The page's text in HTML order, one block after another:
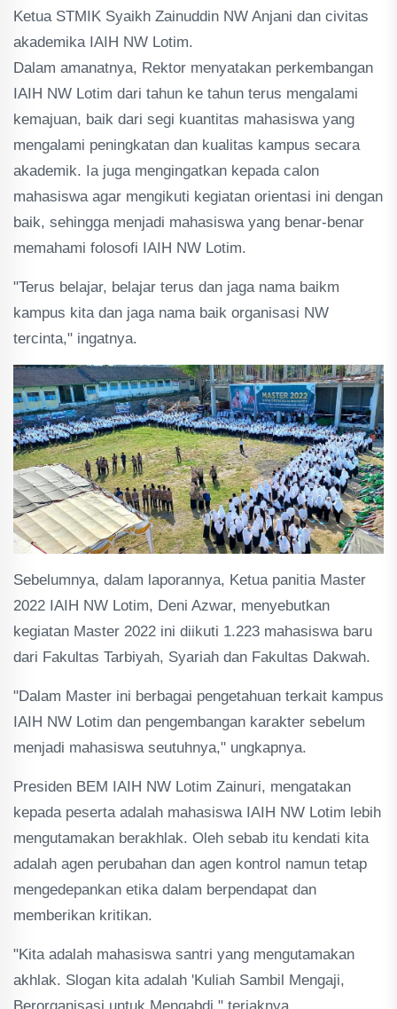
Ketua STMIK Syaikh Zainuddin NW Anjani dan civitas
akademika IAIH NW Lotim.
Dalam amanatnya, Rektor menyatakan perkembangan
IAIH NW Lotim dari tahun ke tahun terus mengalami
kemajuan, baik dari segi kuantitas mahasiswa yang
mengalami peningkatan dan kualitas kampus secara
akademik. Ia juga mengingatkan kepada calon
mahasiswa agar mengikuti kegiatan orientasi ini dengan
baik, sehingga menjadi mahasiswa yang benar-benar
memahami folosofi IAIH NW Lotim.
"Terus belajar, belajar terus dan jaga nama baikm
kampus kita dan jaga nama baik organisasi NW
tercinta," ingatnya.
Sebelumnya, dalam laporannya, Ketua panitia Master
2022 IAIH NW Lotim, Deni Azwar, menyebutkan
kegiatan Master 2022 ini diikuti 1.223 mahasiswa baru
dari Fakultas Tarbiyah, Syariah dan Fakultas Dakwah.
"Dalam Master ini berbagai pengetahuan terkait kampus
IAIH NW Lotim dan pengembangan karakter sebelum
menjadi mahasiswa seutuhnya," ungkapnya.
Presiden BEM IAIH NW Lotim Zainuri, mengatakan
kepada peserta adalah mahasiswa IAIH NW Lotim lebih
mengutamakan berakhlak. Oleh sebab itu kendati kita
adalah agen perubahan dan agen kontrol namun tetap
mengedepankan etika dalam berpendapat dan
memberikan kritikan.
"Kita adalah mahasiswa santri yang mengutamakan
akhlak. Slogan kita adalah 'Kuliah Sambil Mengaji,